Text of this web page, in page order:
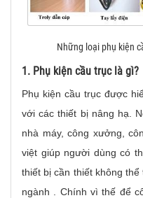
Những loại phụ kiện
1. Phụ kiện cầu trục là gì?
Phụ kiện cầu trục được
với các thiết bị nâng hạ.
nhà máy, công xưởng,
việt giúp người dùng có
thiết bị cần thiết không
ngành . Chính vì thế để